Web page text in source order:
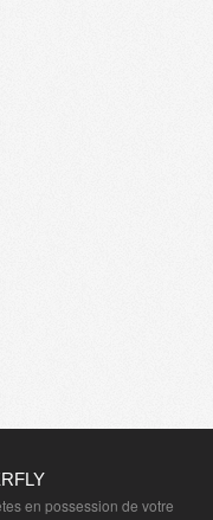
en possession de votre